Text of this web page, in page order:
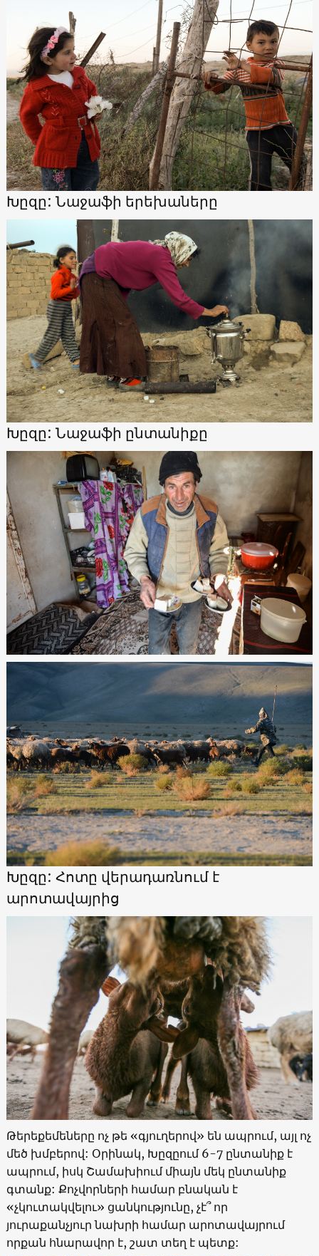
Խըզը: Նաջաֆի երեխաները
Խըզը: Նաջաֆի ընտանիքը
Խըզը: Հոտը վերադառնում է
արոտավայրից
Թերեքեմեները ոչ թե «գյուղերով» են ապրում, այլ ոչ
մեծ խմբերով: Օրինակ, Խըզըում 6-7 ընտանիք է
ապրում, իսկ Շամախիում միայն մեկ ընտանիք
գտանք: Քոչվորների համար բնական է
«չկուտակվելու» ցանկությունը, չէ՞ որ
յուրաքանչյուր նախրի համար արոտավայրում
որքան հնարավոր է, շատ տեղ է պետք: